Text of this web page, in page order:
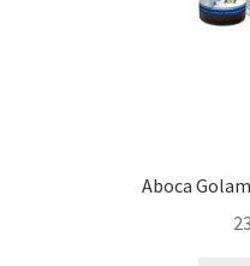
Aboca